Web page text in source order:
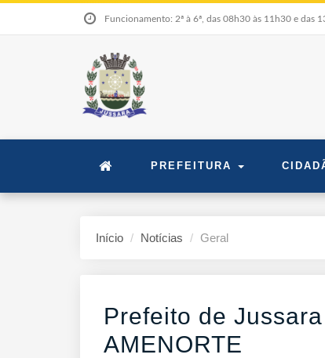
Funcionamento: 2ª à 6ª, das 08h30 às 11h30 e das
PREFEITURA
Início Notícias Geral
Prefeito de
AMENORTE